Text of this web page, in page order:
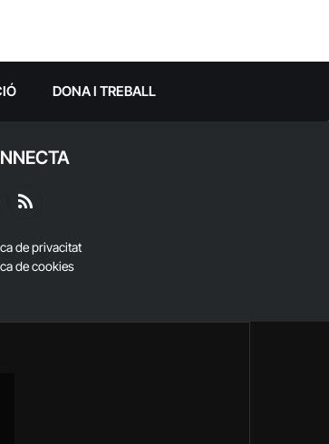
DONA I TREBALL
RSS
de privacitat
de cookies